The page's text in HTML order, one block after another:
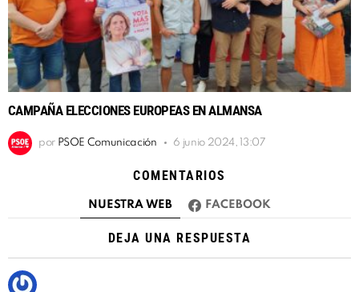
CAMPAÑA ELECCIONES EUROPEAS EN ALMANSA
por PSOE Comunicación 6 junio 2024, 13:07
COMENTARIOS
NUESTRA WEB FACEBOOK
DEJA UNA RESPUESTA